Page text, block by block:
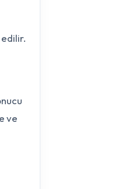
ve